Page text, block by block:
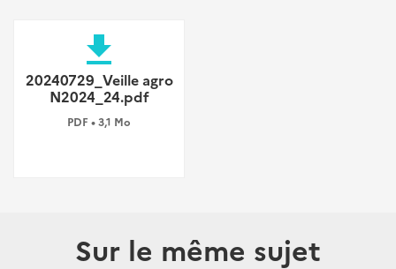
file_download
20240729_Veille agro
N2024_24.pdf
PDF • 3,1 Mo
Sur le même sujet